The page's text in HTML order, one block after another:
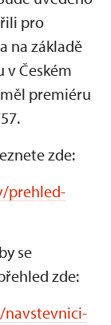
pro
na základě
v Českém
premiéru
zde:
prehled-
se
zde:
navstevnici-